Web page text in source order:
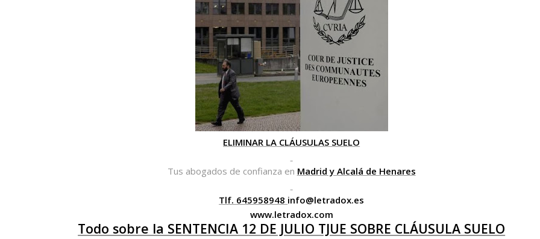
ELIMINAR LA CLÁUSULAS SUELO
Tus abogados de confianza en Madrid y Alcalá de Henares
Tlf. 645958948 info@letradox.es
www.letradox.com
Todo sobre la SENTENCIA 12 DE JULIO TJUE SOBRE CLÁUSULA SUELO